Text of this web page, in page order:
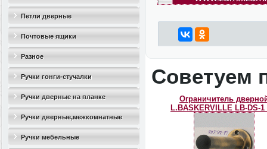
дверные(стопоры)
Петли дверные
Почтовые ящики
Разное
Ручки гонги-стучалки
Ручки дверные на планке
Ручки дверные,межкомнатные
Ручки мебельные
Советуем
Ограничитель
L.BASKERVILLE LB-DS-